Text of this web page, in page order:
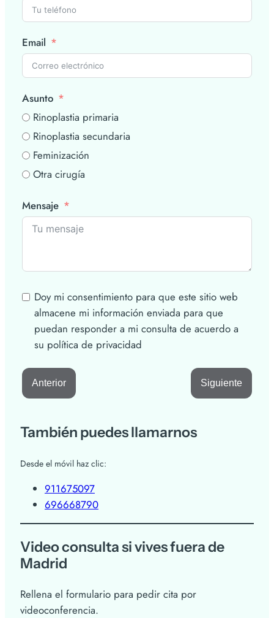
Email
Asunto
Rinoplastia primaria
Rinoplastia secundaria
Feminización
Otra cirugía
Mensaje
Doy mi consentimiento para que este sitio web
almacene mi información enviada para que
puedan responder a mi consulta de acuerdo a
su política de privacidad
Anterior Siguiente
También puedes llamarnos
Desde el móvil haz clic:
911675097
696668790
Video consulta si vives fuera de
Madrid
Rellena el formulario para pedir cita por
videoconferencia.